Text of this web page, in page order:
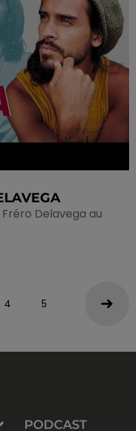
Delavega au
4 5
PODCAST